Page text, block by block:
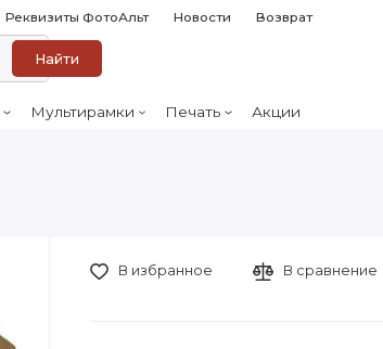
Реквизиты ФотоАльт Новости Возврат
Найти
Мультирамки Печать Акции
В избранное В сравнение